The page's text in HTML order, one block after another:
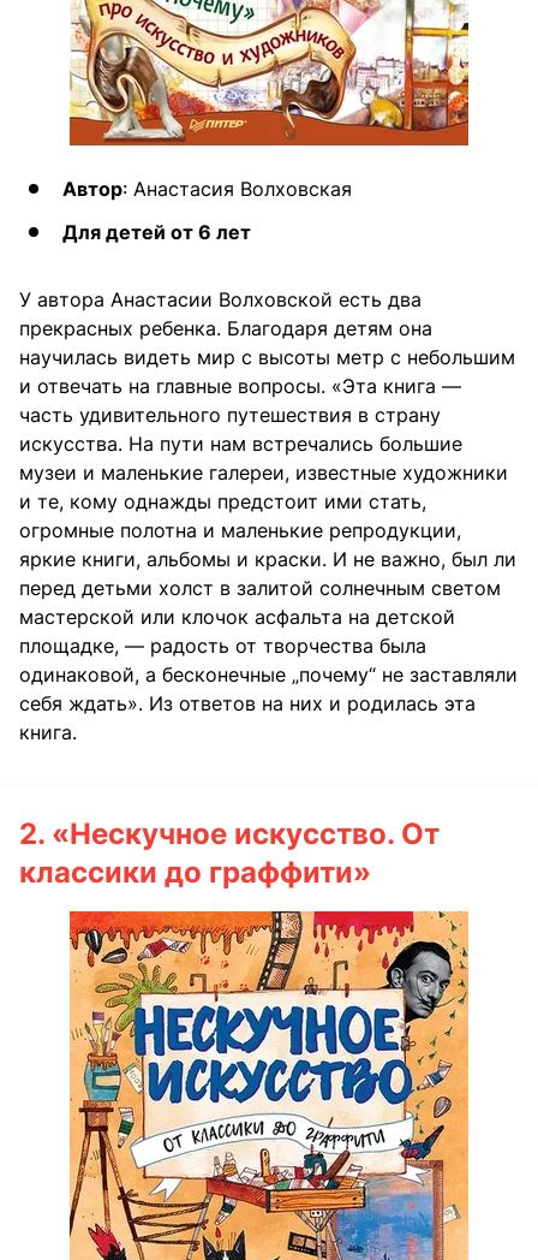
Автор: Анастасия Волховская
Для детей от 6 лет
У автора Анастасии Волховской есть два
прекрасных ребенка. Благодаря детям она
научилась видеть мир с высоты метр с небольшим
и отвечать на главные вопросы. «Эта книга —
часть удивительного путешествия в страну
искусства. На пути нам встречались большие
музеи и маленькие галереи, известные художники
и те, кому однажды предстоит ими стать,
огромные полотна и маленькие репродукции,
яркие книги, альбомы и краски. И не важно, был ли
перед детьми холст в залитой солнечным светом
мастерской или клочок асфальта на детской
площадке, — радость от творчества была
одинаковой, а бесконечные „почему“ не заставляли
себя ждать». Из ответов на них и родилась эта
книга.
2. «Нескучное искусство. От
классики до граффити»